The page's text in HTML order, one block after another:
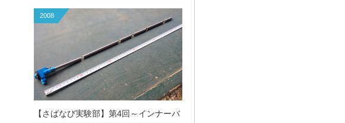
2008
【さばなび実験部】第4回～インナーバ